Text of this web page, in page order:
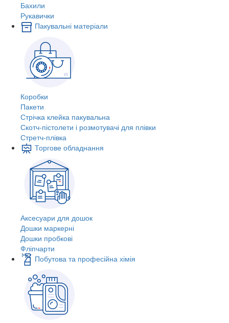
Бахили
Рукавички
Пакувальні матеріали
Коробки
Пакети
Стрічка клейка пакувальна
Скотч-пістолети і розмотувачі для плівки
Стретч-плівка
Торгове обладнання
Аксесуари для дошок
Дошки маркерні
Дошки пробкові
Фліпчарти
Побутова та професійна хімія